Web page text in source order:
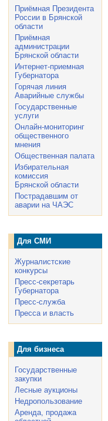
Приёмная Президента
России в Брянской
области
Приёмная
администрации
Брянской области
Интернет-приемная
Губернатора
Горячая линия
Аварийные службы
Государственные
услуги
Онлайн-мониторинг
общественного
мнения
Общественная палата
Избирательная
комиссия
Брянской области
Пострадавшим от
аварии на ЧАЭС
Для СМИ
Журналистские
конкурсы
Пресс-секретарь
Губернатора
Пресс-служба
Пресса и власть
Для бизнеса
Государственные
закупки
Лесные аукционы
Недропользование
Аренда, продажа